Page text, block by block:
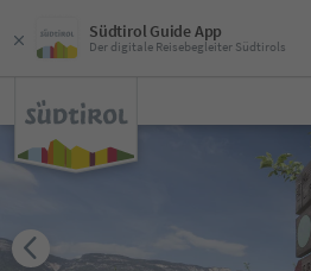
Südtirol Guide App
Der digitale Reisebegleiter Südtirols